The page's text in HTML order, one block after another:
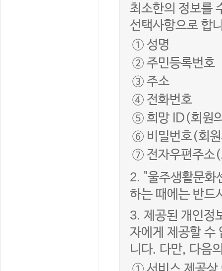
최소한의 정보를
선택사항으로 합
① 성명
② 주민등록번호
③ 주소
④ 전화번호
⑤ 희망 ID(회원
⑥ 비밀번호(회
⑦ 전자우편주소
2. "울주생활문화
하는 때에는 반드
3. 제공된 개인정
자에게 제공할 수
니다. 다만, 다음